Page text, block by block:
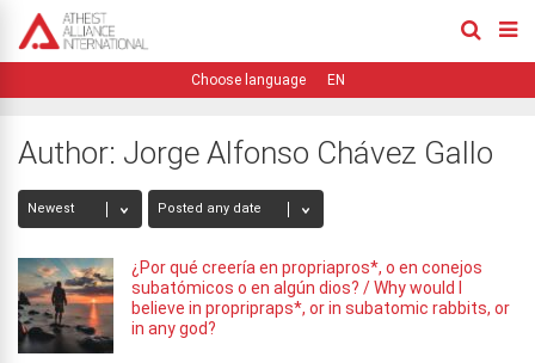
EN
Author: Jorge Alfonso Chávez Gallo
¿Por qué creería en propriapros*, o en conejos
subatómicos o en algún dios? / Why would I
believe in propripraps*, or in subatomic rabbits, or
in any god?